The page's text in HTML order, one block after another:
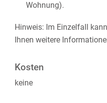
Wohnung).
Hinweis: Im Einzelfall
Ihnen weitere
Kosten
keine